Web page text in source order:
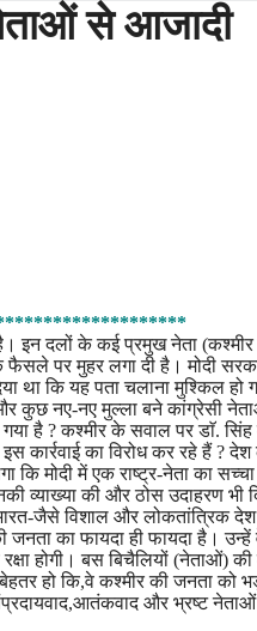
से आजादी
है। इन दलों के कई प्रमुख नेता
फैसले पर मुहर लगा दी है। मोदी
था कि यह पता चलाना मुश्किल
और कुछ नए-नए मुल्ला बने कांग्रेसी
है ? कश्मीर के सवाल पर डाॅ.
कार्रवाई का विरोध कर रहे हैं ?
कि मोदी में एक राष्ट्र-नेता का
व्याख्या की और ठोस उदाहरण भी
भारत-जैसे विशाल और
का फायदा ही फायदा है। उन्हें
होगी। बस बिचैलियों (नेताओं)
हो कि,वे कश्मीर की जनता को
और भ्रष्ट